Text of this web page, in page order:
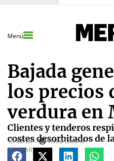
Menú
Bajada
los precios
verdura en
Clientes y tenderos
costes desorbitados de
15/02/2017
Alicia Lozano
COMPARTE